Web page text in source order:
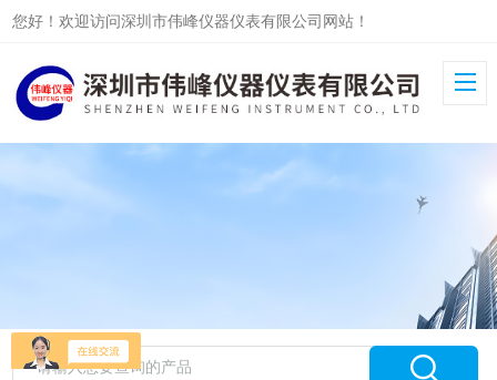
您好！欢迎访问深圳市伟峰仪器仪表有限公司网站！